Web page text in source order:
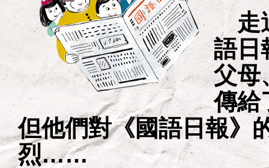
走
語日
父母
傳給
但他們對《國語日報》
烈……